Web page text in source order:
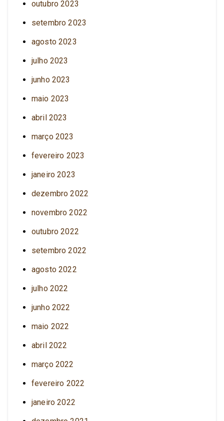
outubro 2023
setembro 2023
agosto 2023
julho 2023
junho 2023
maio 2023
abril 2023
março 2023
fevereiro 2023
janeiro 2023
dezembro 2022
novembro 2022
outubro 2022
setembro 2022
agosto 2022
julho 2022
junho 2022
maio 2022
abril 2022
março 2022
fevereiro 2022
janeiro 2022